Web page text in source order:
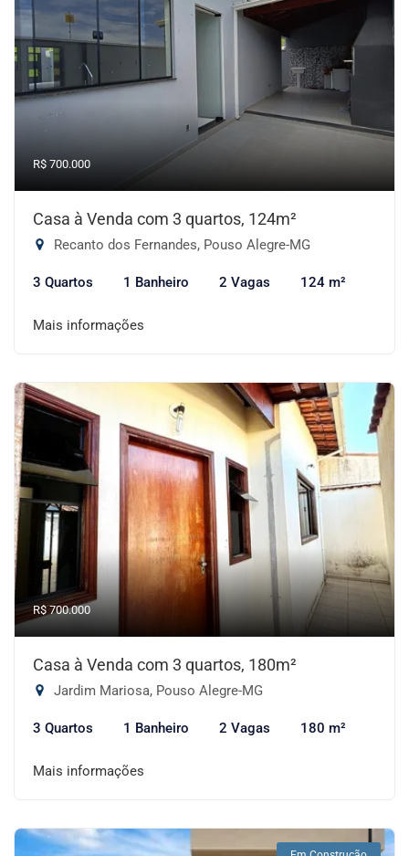
R$ 700.000
Casa à Venda com 3 quartos, 124m²
Recanto dos Fernandes, Pouso Alegre-MG
3 Quartos 1 Banheiro 2 Vagas 124 m²
Mais informações
R$ 700.000
Casa à Venda com 3 quartos, 180m²
Jardim Mariosa, Pouso Alegre-MG
3 Quartos 1 Banheiro 2 Vagas 180 m²
Mais informações